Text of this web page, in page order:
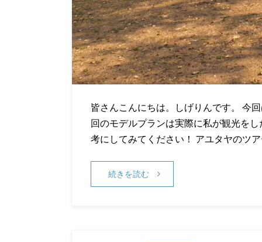
皆さんこんにちは。しげりんです。 今
回のモデルプランは実際に私が観光を
考にしてみてください！ アユタヤのツ
続きを読む